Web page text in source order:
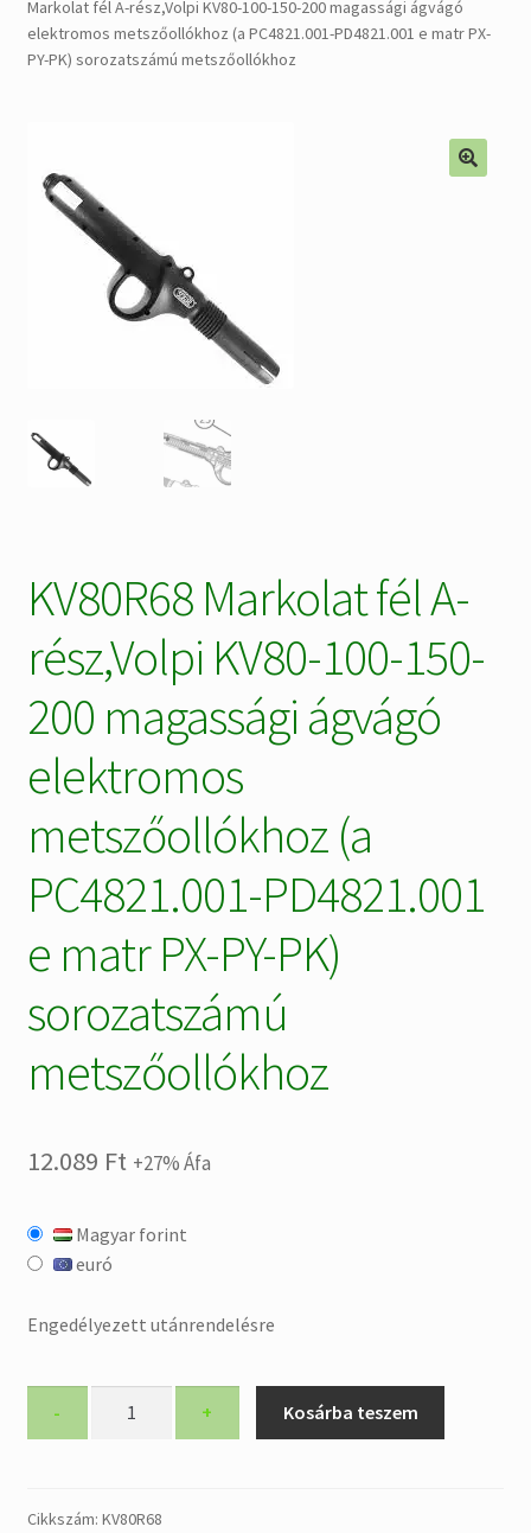
Alkatrészek
Markolat fél A-rész,Volpi KV80-100-150-200 magassági ágvágó
elektromos metszőollókhoz (a PC4821.001-PD4821.001 e matr PX-
PY-PK) sorozatszámú metszőollókhoz
KV80R68 Markolat fél A-
rész,Volpi KV80-100-150-
200 magassági ágvágó
elektromos
metszőollókhoz (a
PC4821.001-PD4821.001
e matr PX-PY-PK)
sorozatszámú
metszőollókhoz
12.089 Ft +27% Áfa
Magyar forint
euró
Engedélyezett utánrendelésre
-
rész,Volpi
+ Kosárba teszem
Cikkszám: KV80R68